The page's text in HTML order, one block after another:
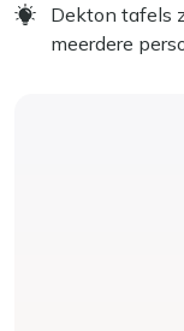
Dekton tafels
meerdere